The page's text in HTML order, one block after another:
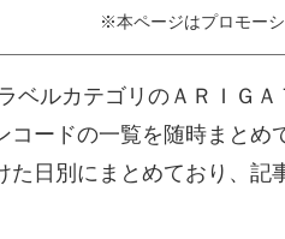
※本ページはプロモー
ベルカテゴリのＡＲＩＧ
コードの一覧を随時まとめ
た日別にまとめており、記